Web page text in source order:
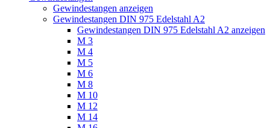
Gewindestangen anzeigen
Gewindestangen DIN 975 Edelstahl A2
Gewindestangen DIN 975 Edelstahl A2 anzeigen
M 3
M 4
M 5
M 6
M 8
M 10
M 12
M 14